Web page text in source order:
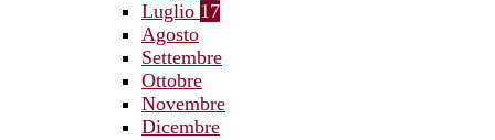
Luglio 17
Agosto
Settembre
Ottobre
Novembre
Dicembre